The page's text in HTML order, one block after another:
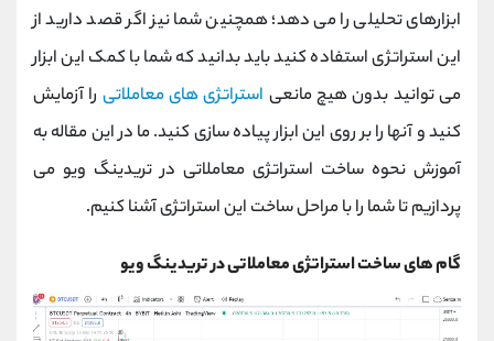
ابزارهای تحلیلی را می دهد؛ همچنین شما نیز اگر قصد دارید از
این استراتژی استفاده کنید باید بدانید که شما با کمک این ابزار
می توانید بدون هیچ مانعی استراتژی های معاملاتی را آزمایش
کنید و آنها را بر روی این ابزار پیاده سازی کنید. ما در این مقاله به
آموزش نحوه ساخت استراتژی معاملاتی در تریدینگ ویو می
پردازیم تا شما را با مراحل ساخت این استراتژی آشنا کنیم.
گام های ساخت استراتژی معاملاتی در تریدینگ ویو